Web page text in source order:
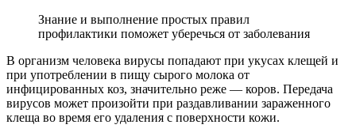
Знание и выполнение простых правил
профилактики поможет уберечься от заболевания
В организм человека вирусы попадают при укусах клещей и
при употреблении в пищу сырого молока от
инфицированных коз, значительно реже — коров. Передача
вирусов может произойти при раздавливании зараженного
клеща во время его удаления с поверхности кожи.